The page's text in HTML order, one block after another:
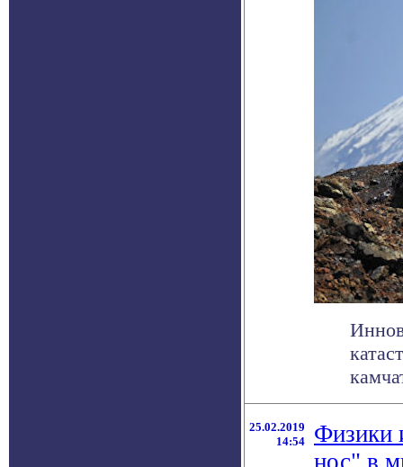
25.02.2019
14:54
Физики
нос" в